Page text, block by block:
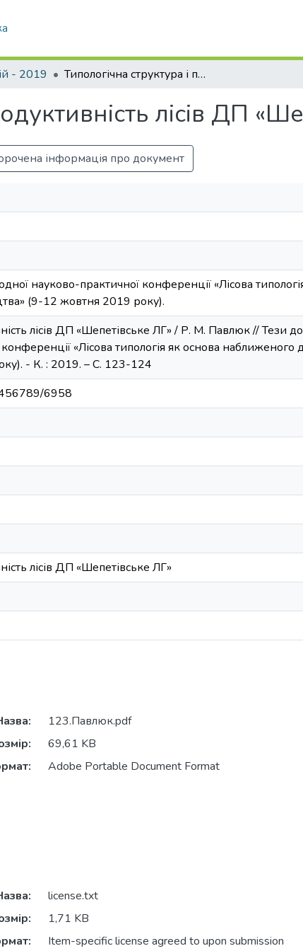
- 2019 Типологічна структура і продуктивність лісів ДП «Шепетівське ЛГ»
лісів ДП
інформація про документ
науково-практичної конференції «Лісова
(9-12 жовтня 2019 року).
лісів ДП «Шепетівське ЛГ» / Р. М. Павлюк // Тези
«Лісова типологія як основа
- К. : 2019. – C. 123-124
6958
лісів ДП «Шепетівське ЛГ»
123.Павлюк.pdf
69,61 KB
Adobe Portable Document Format
license.txt
1,71 KB
Item-specific license agreed to upon submission